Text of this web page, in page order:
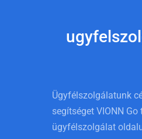
Ügyfélszolgálatunk
segítséget VIONN
ügyfélszolgálat